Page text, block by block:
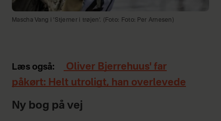
Mascha Vang i 'Stjerner i trøjen'. (Foto: Foto: Per Arnesen)
Læs også:
Oliver Bjerrehuus' far
påkørt: Helt utroligt, han overlevede
Ny bog på vej